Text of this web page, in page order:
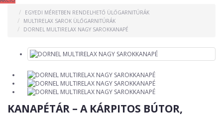
EGYEDI MÉRETBEN RENDELHETŐ ÜLŐGARNITÚRÁK
MULTIRELAX SAROK ÜLŐGARNITÚRÁK
DORNEL MULTIRELAX NAGY SAROKKANAPÉ
KANAPÉTÁR – A KÁRPITOS BÚTOR,